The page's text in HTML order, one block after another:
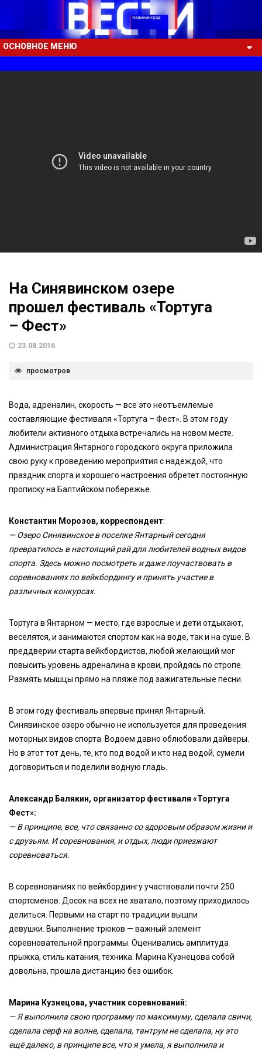
ОСНОВНОЕ МЕНЮ
На Синявинском озере
прошел фестиваль «Тортуга
– Фест»
23.08.2016
просмотров
Вода, адреналин, скорость — все это неотъемлемые
составляющие фестиваля «Тортуга – Фест». В этом году
любители активного отдыха встречались на новом месте.
Администрация Янтарного городского округа приложила
свою руку к проведению мероприятия с надеждой, что
праздник спорта и хорошего настроения обретет постоянную
прописку на Балтийском побережье.
Константин Морозов, корреспондент:
— Озеро Синявинское в поселке Янтарный сегодня
превратилось в настоящий рай для любителей водных видов
спорта. Здесь можно посмотреть и даже поучаствовать в
соревнованиях по вейкбордингу и принять участие в
различных конкурсах.
Тортуга в Янтарном — место, где взрослые и дети отдыхают,
веселятся, и занимаются спортом как на воде, так и на суше. В
преддверии старта вейкбордистов, любой желающий мог
повысить уровень адреналина в крови, пройдясь по стропе.
Размять мышцы прямо на пляже под зажигательные песни.
В этом году фестиваль впервые принял Янтарный.
Синявинское озеро обычно не используется для проведения
моторных видов спорта. Водоем давно облюбовали дайверы.
Но в этот тот день, те, кто под водой и кто над водой, сумели
договориться и поделили водную гладь.
Александр Балякин, организатор фестиваля «Тортуга
Фест»:
— В принципе, все, что связанно со здоровым образом жизни и
с друзьям. И соревнования, и отдых, люди приезжают
соревноваться.
В соревнованиях по вейкбордингу участвовали почти 250
спортсменов. Досок на всех не хватало, поэтому приходилось
делиться. Первыми на старт по традиции вышли
девушки. Выполнение трюков — важный элемент
соревновательной программы. Оценивались амплитуда
прыжка, стиль катания, техника. Марина Кузнецова собой
довольна, прошла дистанцию без ошибок.
Марина Кузнецова, участник соревнований:
— Я выполнила свою программу по максимуму, сделала свичи,
сделала серф на волне, сделала, тантрум не сделала, ну это
ещё далеко, в принципе все, что я умела, я выполнила и